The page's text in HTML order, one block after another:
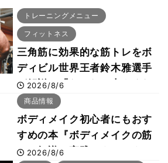
トレーニングメニュー
フィットネス
三角筋に効果的な筋トレをボ
ディビル世界王者鈴木雅選手
が解説！「なかなか大きくな
らない肩の鍛え方」前編
2026/8/6
商品情報
ボディメイク初心者にもおす
すめの本『ボディメイクの筋
トレ知識と実践テクニック』
2026/8/6